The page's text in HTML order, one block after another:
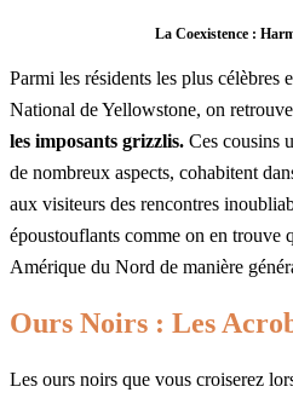
La Coexistence :
Parmi les résidents les plus célèbres
National de Yellowstone, on
les imposants grizzlis. Ces cousins
de nombreux aspects, cohabitent
aux visiteurs des rencontres
époustouflants comme on en trouve
Amérique du Nord de manière
Ours Noirs : Les
Les ours noirs que vous croiserez